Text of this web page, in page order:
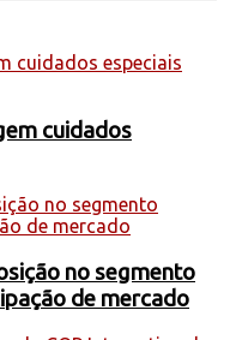
cuidados
no segmento
de mercado